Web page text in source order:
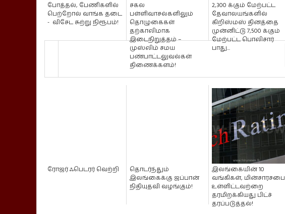
போத்தல், பேணிகளில்
பெற்றோல் வாங்க தடை
- விசேட சுற்று நிரூபம்!
சகல
பள்ளிவாசல்களிலும்
தொழுகைகள்
தற்காலிமாக
இடைநிறுத்தம் –
முஸ்லிம் சமய
பண்பாட்டலுவல்கள்
திணைக்களம்!
2,300 க்கும் மேற்பட்ட
தேவாலயங்களில்
கிறிஸ்மஸ் தினத்தை
முன்னிட்டு 7,500 க்கும்
மேற்பட்ட பொலிசார்
பாது...
ரோஜர் ஃபெடரர் வெற்றி
தொடர்ந்தும்
இலங்கைக்கு ஜப்பான்
நிதியுதவி வழங்கும்!
இலங்கையின் 10
வங்கிகள், மின்சாரசபை
உள்ளிட்டவற்றை
தரமிறக்கியது பிட்ச்
தரப்படுத்தல்!